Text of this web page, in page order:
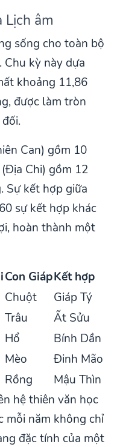
Lịch âm
sống cho toàn bộ
Chu kỳ này dựa
khoảng 11,86
được làm tròn
Can) gồm 10
Chi) gồm 12
Sự kết hợp giữa
sự kết hợp khác
hoàn thành một
Con GiápKết hợp
Chuột
Giáp Tý
Trâu
Ất Sửu
Hổ
Bính Dần
Mèo
Đinh Mão
Rồng
Mậu Thìn
hệ thiên văn học
mỗi năm không chỉ
đặc tính của một